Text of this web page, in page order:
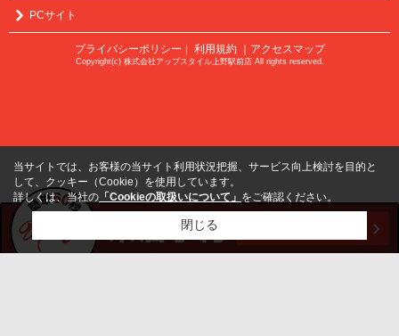
PCサイト
プライバシーポリシー ｜ 利用規約 ｜アクセスマップ
Copyright(c) 株式会社アップスタイル上野駅前店 All rights reserved.
当サイトでは、お客様の当サイト利用状況把握、サービス向上検討を目的と
して、クッキー（Cookie）を使用しています。
詳しくは、当社の 「Cookieの取扱いについて」 をご確認ください。
閉じる